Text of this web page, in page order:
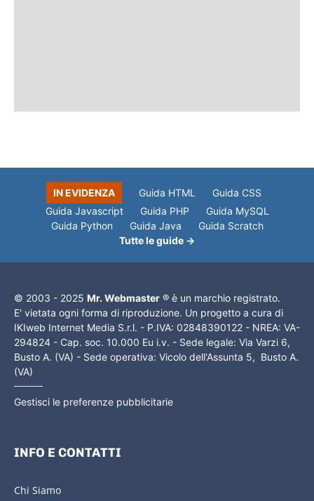
IN EVIDENZA Guida HTML
Guida CSS
Guida Javascript
Guida PHP
Guida MySQL
Guida Python
Guida Java
Guida Scratch
Tutte le guide →
© 2003 - 2025 Mr. Webmaster ® è un marchio registrato.
E' vietata ogni forma di riproduzione. Un progetto a cura di
IKIweb Internet Media S.r.l. - P.IVA: 02848390122 - NREA: VA-
294824 - Cap. soc. 10.000 Eu i.v. - Sede legale: Via Varzi 6,
Busto A. (VA) - Sede operativa: Vicolo dell'Assunta 5, Busto A.
(VA)
Gestisci le preferenze pubblicitarie
INFO E CONTATTI
Chi Siamo